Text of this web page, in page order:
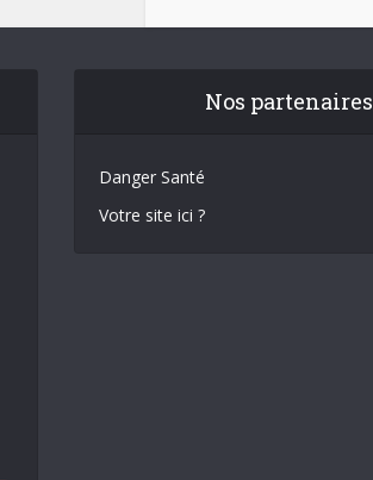
Nos partenaires
Danger Santé
Votre site ici ?